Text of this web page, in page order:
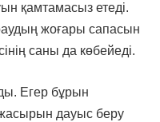
қамтамасыз етеді.
жоғары сапасын
саны да көбейеді.
Егер бұрын
дауыс беру